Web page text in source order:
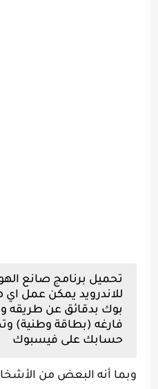
تحميل برنامج صانع
للاندرويد يمكن عمل
بوك بدقائق عن طريقه
فارغه (بطاقة وطنية)
حسابك على فيسبوك
وبما أنه البعض من